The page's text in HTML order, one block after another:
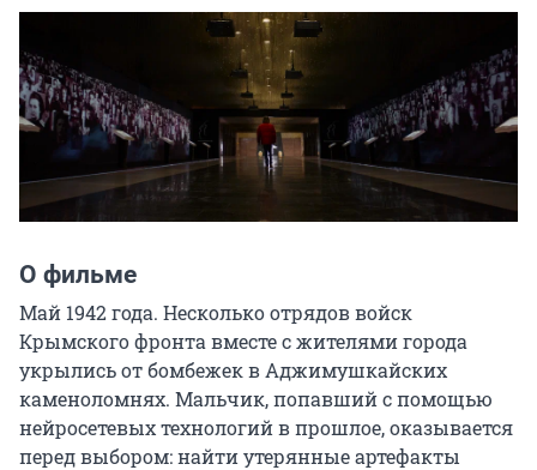
О фильме
Май 1942 года. Несколько отрядов войск
Крымского фронта вместе с жителями города
укрылись от бомбежек в Аджимушкайских
каменоломнях. Мальчик, попавший с помощью
нейросетевых технологий в прошлое, оказывается
перед выбором: найти утерянные артефакты